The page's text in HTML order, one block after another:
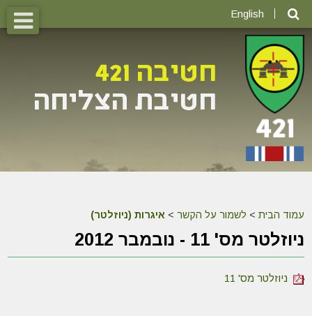
English
עמוד הבית > לשמור על הקשר > איגרות (ניוזלטר)
ניוזלטר מס' 11 - נובמבר 2012
ניוזלטר מס' 11